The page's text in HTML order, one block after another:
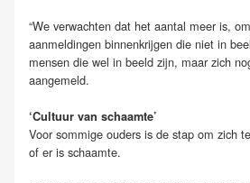
“We verwachten dat het aantal meer is,
aanmeldingen binnenkrijgen die niet in
mensen die wel in beeld zijn, maar zich
aangemeld.
‘Cultuur van schaamte’
Voor sommige ouders is de stap om zich
of er is schaamte.